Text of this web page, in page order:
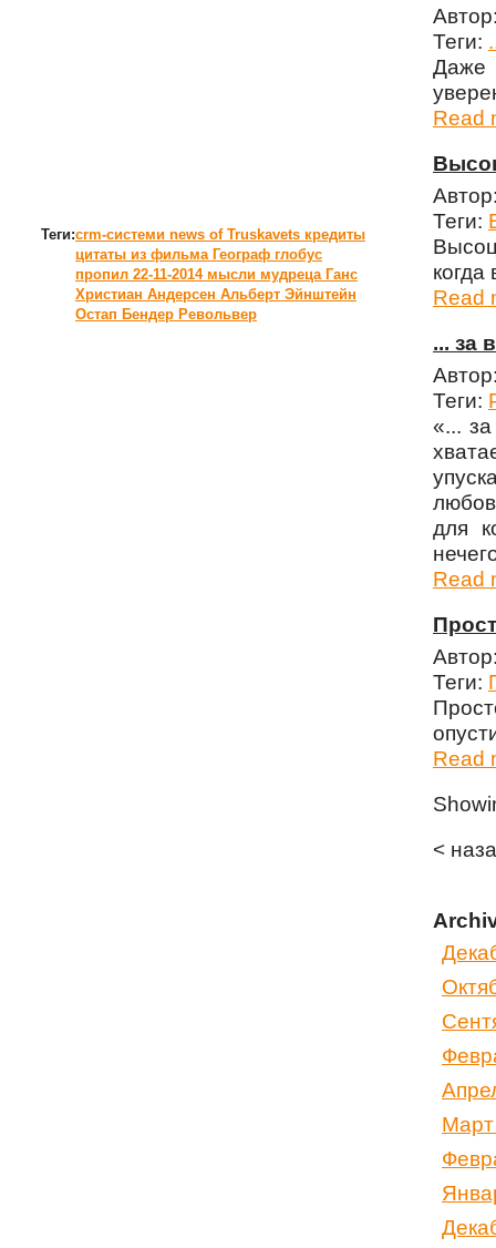
Теги:crm-системи news of Truskavets кредиты
цитаты из фильма Географ глобус
пропил 22-11-2014 мысли мудреца Ганс
Христиан Андерсен Альберт Эйнштейн
Остап Бендер Револьвер
Теги:
Даже
Read
Теги:
Read
... за
Теги:
«...
для
Read
Теги:
Read
<